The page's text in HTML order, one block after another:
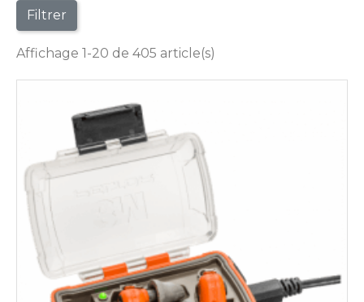
Filtrer
Affichage 1-20 de 405 article(s)